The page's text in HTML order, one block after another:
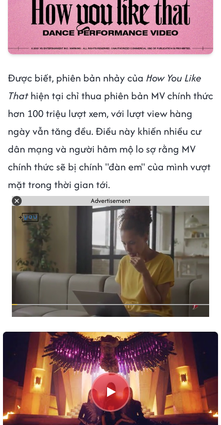
Được biết, phiên bản nhảy của How You Like
Thathiện tại chỉ thua phiên bản MV chính thức
hơn 100 triệu lượt xem, với lượt view hàng
ngày vẫn tăng đều. Điều này khiến nhiều cư
dân mạng và người hâm mộ lo sợ rằng MV
chính thức sẽ bị chính "đàn em" của mình vượt
mặt trong thời gian tới.
Advertisement